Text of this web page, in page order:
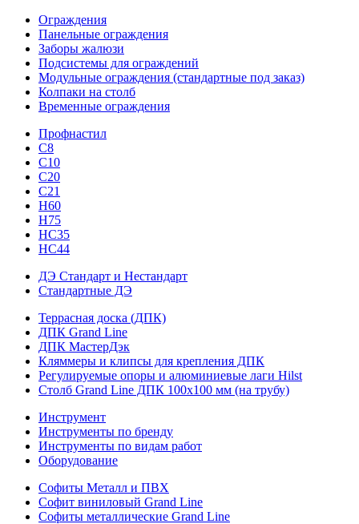
Ограждения
Панельные ограждения
Заборы жалюзи
Подсистемы для ограждений
Модульные ограждения (стандартные под заказ)
Колпаки на столб
Временные ограждения
Профнастил
С8
С10
С20
С21
H60
H75
HС35
НС44
ДЭ Стандарт и Нестандарт
Стандартные ДЭ
Террасная доска (ДПК)
ДПК Grand Line
ДПК МастерДэк
Кляммеры и клипсы для крепления ДПК
Регулируемые опоры и алюминиевые лаги Hilst
Столб Grand Line ДПК 100х100 мм (на трубу)
Инструмент
Инструменты по бренду
Инструменты по видам работ
Оборудование
Софиты Металл и ПВХ
Софит виниловый Grand Line
Софиты металлические Grand Line